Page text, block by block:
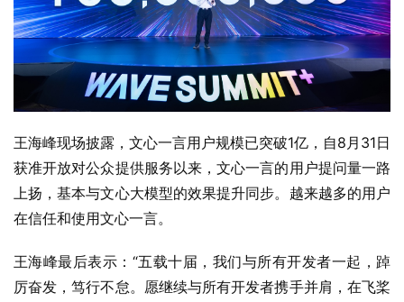
王海峰现场披露，文心一言用户规模已突破1亿，自8月31日
获准开放对公众提供服务以来，文心一言的用户提问量一路
上扬，基本与文心大模型的效果提升同步。越来越多的用户
在信任和使用文心一言。
王海峰最后表示：“五载十届，我们与所有开发者一起，踔
厉奋发，笃行不怠。愿继续与所有开发者携手并肩，在飞桨